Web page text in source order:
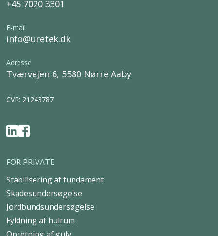
Telefon
E-mail
Tværvejen 6, 5580 Nørre Aaby
FOR PRIVATE
Stabilisering af fundament